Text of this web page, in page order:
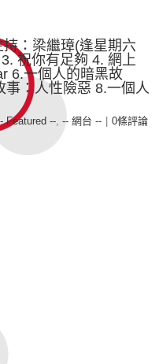
持：梁繼璋(逢星期六
祝你有足夠 4. 網上
6.一個人的暗黑故
：人性險惡 8.一個人
Featured --, -- 網台 -- 0條評論